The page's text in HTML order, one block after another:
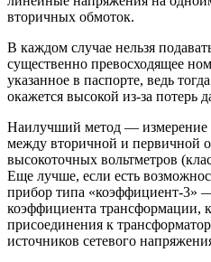
вторичных обмоток.
В каждом случае нельзя
существенно превосходящее
указанное в паспорте, ведь
окажется высокой из-за потерь
Наилучший метод — измерение
между вторичной и первичной
высокоточных вольтметров
Еще лучше, если есть
прибор типа «коэффициент-3»
коэффициента трансформации,
присоединения к
источников сетевого